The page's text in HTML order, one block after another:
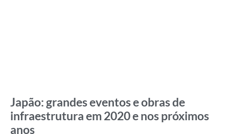
Japão: grandes eventos e obras de
infraestrutura em 2020 e nos próximos
anos